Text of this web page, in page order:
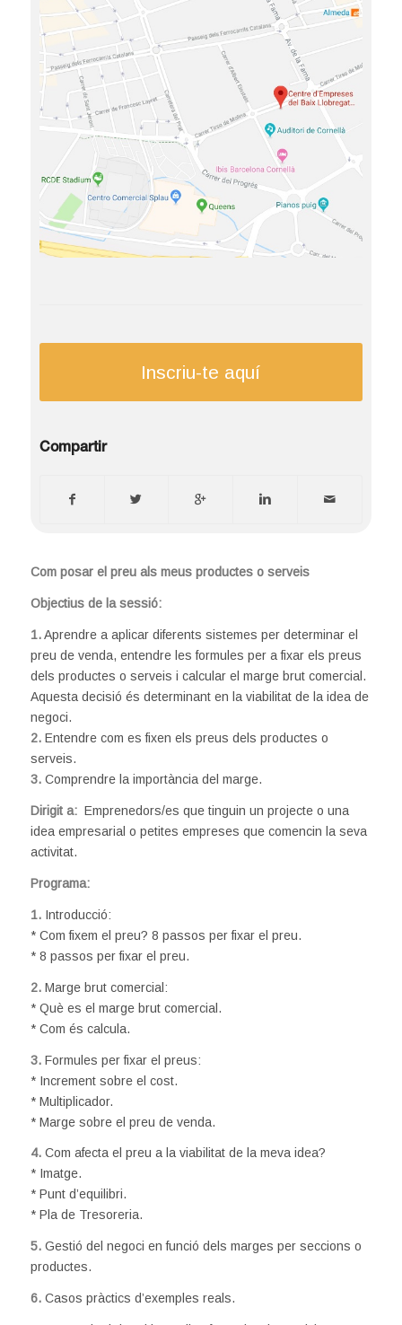
Inscriu-te aquí
Compartir
Com posar el preu als meus productes o serveis
Objectius de la sessió:
1.Aprendre a aplicar diferents sistemes per determinar el
preu de venda, entendre les formules per a fixar els preus
dels productes o serveis i calcular el marge brut comercial.
Aquesta decisió és determinant en la viabilitat de la idea de
negoci.
2. Entendre com es fixen els preus dels productes o
serveis.
3. Comprendre la importància del marge.
Dirigit a: Emprenedors/es que tinguin un projecte o una
idea empresarial o petites empreses que comencin la seva
activitat.
Programa:
1.Introducció:
* Com fixem el preu? 8 passos per fixar el preu.
* 8 passos per fixar el preu.
2.Marge brut comercial:
* Què es el marge brut comercial.
* Com és calcula.
3.Formules per fixar el preus:
* Increment sobre el cost.
* Multiplicador.
* Marge sobre el preu de venda.
4.Com afecta el preu a la viabilitat de la meva idea?
* Imatge.
* Punt d’equilibri.
* Pla de Tresoreria.
5.Gestió del negoci en funció dels marges per seccions o
productes.
6.Casos pràctics d’exemples reals.